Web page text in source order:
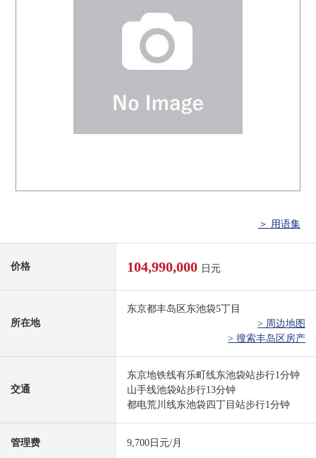
＞ 用语集
价格 104,990,000 日元
所在地
东京都丰岛区东池袋5丁目
> 周边地图
> 搜索丰岛区房产
交通
东京地铁线有乐町线东池袋站步行1分钟
山手线池袋站步行13分钟
都电荒川线东池袋四丁目站步行1分钟
管理费 9,700日元/月